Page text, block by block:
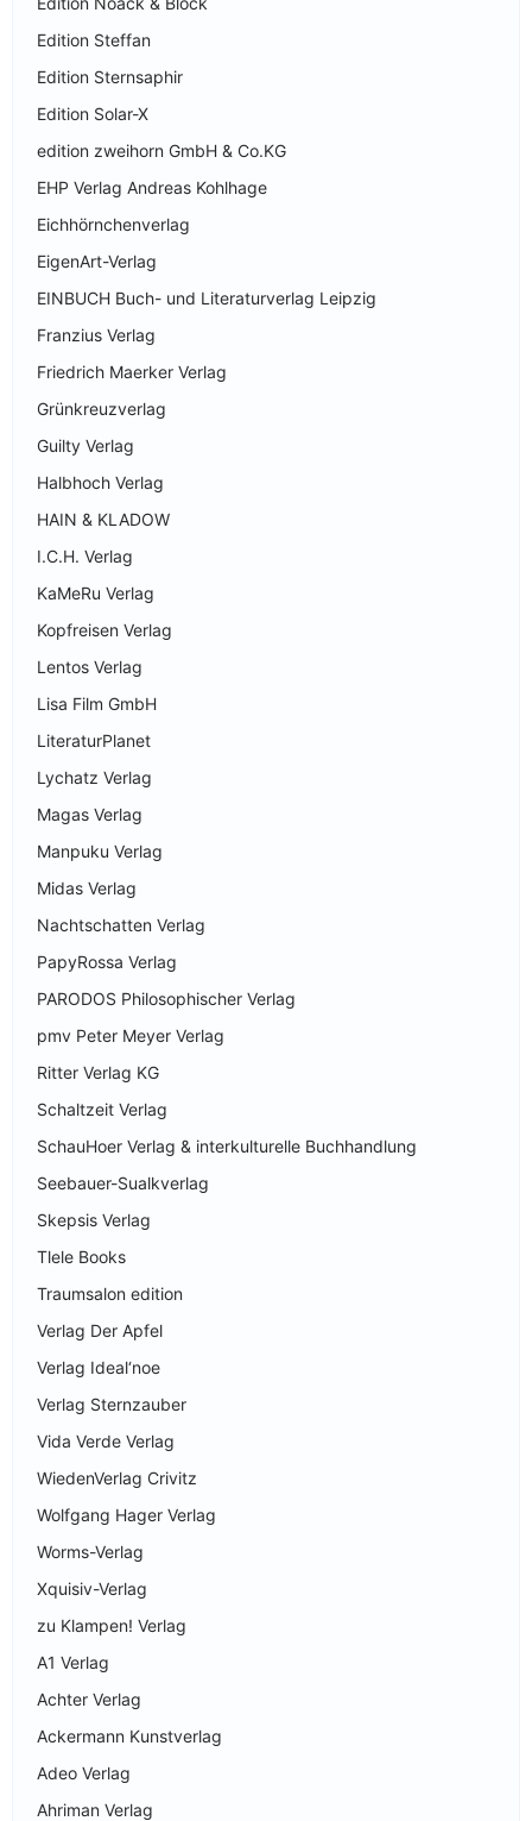
Edition Steffan
Edition Sternsaphir
Edition Solar-X
edition zweihorn GmbH & Co.KG
EHP Verlag Andreas Kohlhage
Eichhörnchenverlag
EigenArt-Verlag
EINBUCH Buch- und Literaturverlag Leipzig
Franzius Verlag
Friedrich Maerker Verlag
Grünkreuzverlag
Guilty Verlag
Halbhoch Verlag
HAIN & KLADOW
I.C.H. Verlag
KaMeRu Verlag
Kopfreisen Verlag
Lentos Verlag
Lisa Film GmbH
LiteraturPlanet
Lychatz Verlag
Magas Verlag
Manpuku Verlag
Midas Verlag
Nachtschatten Verlag
PapyRossa Verlag
PARODOS Philosophischer Verlag
pmv Peter Meyer Verlag
Ritter Verlag KG
Schaltzeit Verlag
SchauHoer Verlag & interkulturelle Buchhandlung
Seebauer-Sualkverlag
Skepsis Verlag
Tlele Books
Traumsalon edition
Verlag Der Apfel
Verlag Ideal‘noe
Verlag Sternzauber
Vida Verde Verlag
WiedenVerlag Crivitz
Wolfgang Hager Verlag
Worms-Verlag
Xquisiv-Verlag
zu Klampen! Verlag
A1 Verlag
Achter Verlag
Ackermann Kunstverlag
Adeo Verlag
Ahriman Verlag